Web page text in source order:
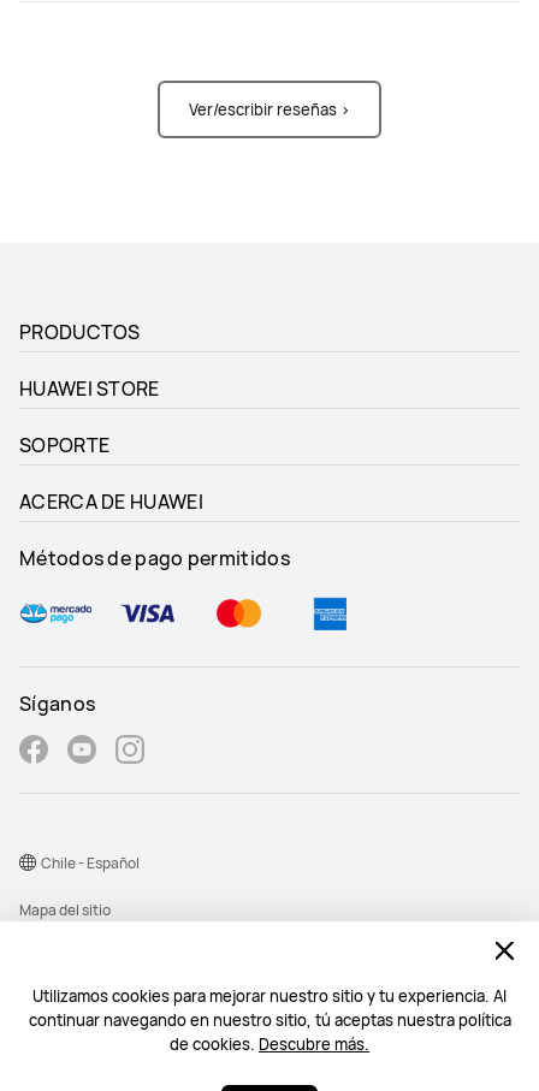
Utilizamos cookies para mejorar nuestro sitio y tu experiencia. Al
continuar navegando en nuestro sitio, tú aceptas nuestra política
de cookies. Descubre más.
Ver/escribir reseñas >
PRODUCTOS
HUAWEI STORE
SOPORTE
ACERCA DE HUAWEI
Métodos de pago permitidos
Síganos
©2026 Huawei Device Co., Ltd. Todos los derechos reservados.
Mapa del sitio
Declaración de privacidad
Chile - Español